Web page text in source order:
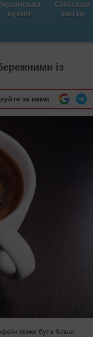
кухня
Світське
життя
із
за нами
може бути більш